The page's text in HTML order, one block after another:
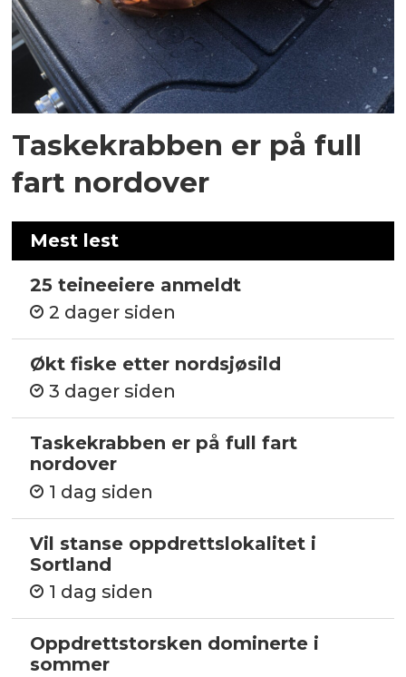
Taskekrabben er på full
fart nordover
Mest lest
25 teineeiere anmeldt
2 dager siden
Økt fiske etter nordsjøsild
3 dager siden
Taskekrabben er på full fart
nordover
1 dag siden
Vil stanse oppdrettslokalitet i
Sortland
1 dag siden
Oppdrettstorsken dominerte i
sommer